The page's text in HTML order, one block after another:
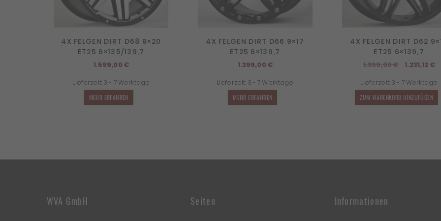
4X FELGEN DIRT D68 9×20
ET25 6×135/139,7
1.599,00 €
Lieferzeit: 3 - 7 Werktage
MEHR ERFAHREN
4X FELGEN DIRT D66 9×17
ET25 6×139,7
1.399,00 €
Lieferzeit: 3 - 7 Werktage
MEHR ERFAHREN
4X FELGEN DIRT D62
ET25 6×139,7
1.399,00€
war:
1.399,00 €
1.231,12 €
Lieferzeit: 3 - 7 Werktage
ZUM WARENKORB HINZUFÜGEN
WVA GmbH Seiten Informationen